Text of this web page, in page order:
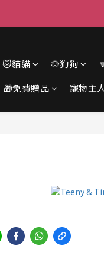
🐱貓貓 🐶狗狗
🎁免費贈品 寵物主